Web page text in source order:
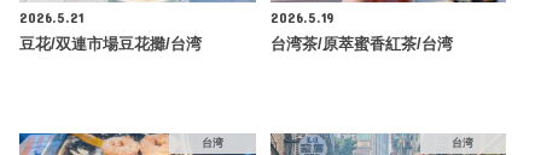
2026.5.21
豆花/双連市場豆花攤/台湾
2026.5.19
台湾茶/原萃蜜香紅茶/台湾
台湾 台湾